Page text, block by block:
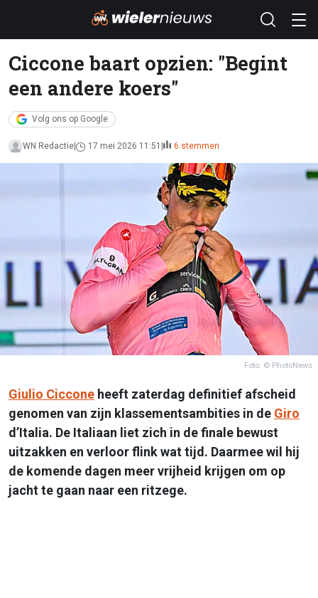
Ciccone baart opzien: "Begint
een andere koers"
Volg ons op Google
WN Redactie 17 mei 2026 11:51 6 stemmen
Foto: © PhotoNews
Giulio Ciccone heeft zaterdag definitief afscheid
genomen van zijn klassementsambities in de Giro
d’Italia. De Italiaan liet zich in de finale bewust
uitzakken en verloor flink wat tijd. Daarmee wil hij
de komende dagen meer vrijheid krijgen om op
jacht te gaan naar een ritzege.